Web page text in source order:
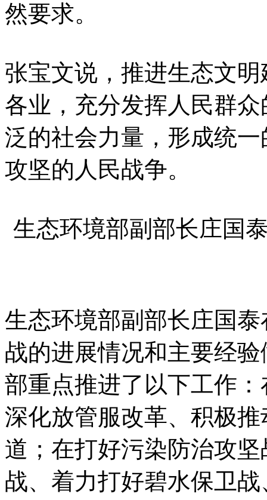
然要求。
张宝文说，推进生态文
各业，充分发挥人民群
泛的社会力量，形成统
攻坚的人民战争。
生态环境部副部长庄国
生态环境部副部长庄国
战的进展情况和主要经
部重点推进了以下工作
深化放管服改革、积极
道；在打好污染防治攻
战、着力打好碧水保卫